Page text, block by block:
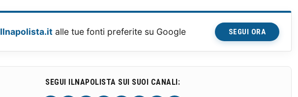
Ilnapolista.it alle tue fonti preferite su Google SEGUI ORA
SEGUI ILNAPOLISTA SUI SUOI CANALI: